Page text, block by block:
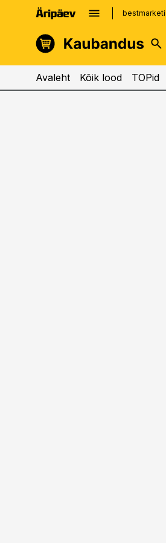
kinnisvarauudised.ee
logistikauudised.ee
Avaleht Kõik lood TOPid